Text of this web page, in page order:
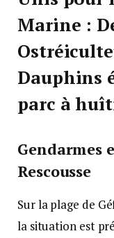
Marine :
Dauphins
parc à
Gendarmes
Rescousse
Sur la plage de
la situation est